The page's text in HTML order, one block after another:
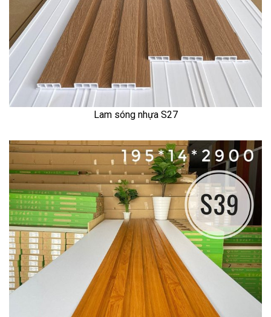
Lam sóng nhựa S27